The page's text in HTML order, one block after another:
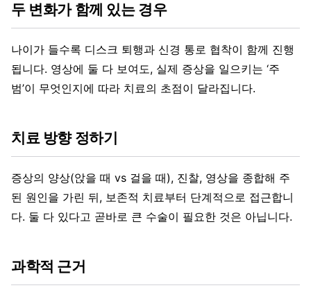
두 변화가 함께 있는 경우
나이가 들수록 디스크 퇴행과 신경 통로 협착이 함께 진행
됩니다. 영상에 둘 다 보여도, 실제 증상을 일으키는 ‘주
범’이 무엇인지에 따라 치료의 초점이 달라집니다.
치료 방향 정하기
증상의 양상(앉을 때 vs 걸을 때), 진찰, 영상을 종합해 주
된 원인을 가린 뒤, 보존적 치료부터 단계적으로 접근합니
다. 둘 다 있다고 곧바로 큰 수술이 필요한 것은 아닙니다.
과학적 근거